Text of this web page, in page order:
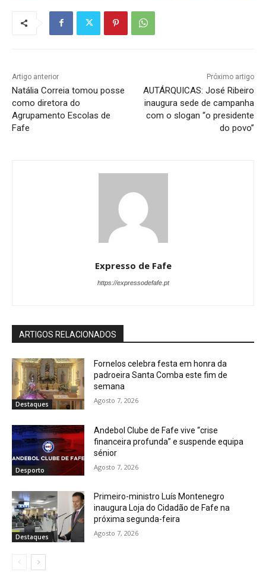
Artigo anterior
Natália Correia tomou posse
como diretora do
Agrupamento Escolas de
Fafe
Próximo artigo
AUTÁRQUICAS: José Ribeiro
inaugura sede de campanha
com o slogan “o presidente
do povo”
Expresso de Fafe
https://expressodefafe.pt
ARTIGOS RELACIONADOS
Destaques
Fornelos celebra festa em honra da
padroeira Santa Comba este fim de
semana
Agosto 7, 2026
Desporto
Andebol Clube de Fafe vive “crise
financeira profunda” e suspende equipa
sénior
Agosto 7, 2026
Destaques
Primeiro-ministro Luís Montenegro
inaugura Loja do Cidadão de Fafe na
próxima segunda-feira
Agosto 7, 2026